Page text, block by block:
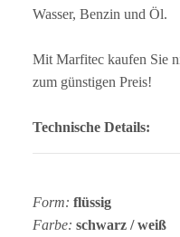
Wasser, Benzin und Öl.
Mit Marfitec kaufen Sie
zum günstigen Preis!
Technische Details:
Form: flüssig
Farbe: schwarz / weiß